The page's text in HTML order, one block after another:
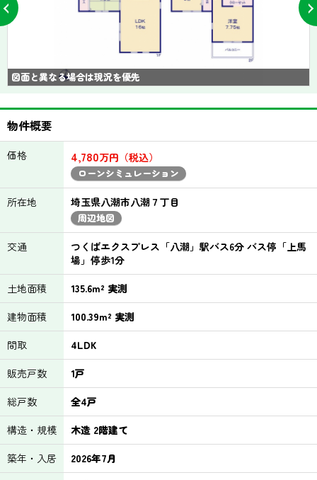
図面と異なる場合は現況を優先
物件概要
価格 4,780万円（税込）
ローンシミュレーション
所在地 埼玉県八潮市八潮７丁目
周辺地図
交通
つくばエクスプレス「八潮」駅バス6分 バス停「上馬
場」停歩1分
土地面積
135.6m² 実測
建物面積
100.39m² 実測
間取
4LDK
販売戸数
1戸
総戸数
全4戸
構造・規模
木造 2階建て
築年・入居
2026年7月